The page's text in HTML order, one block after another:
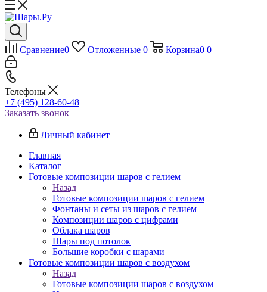
Сравнение0 Отложенные 0 Корзина0 0
Телефоны
+7 (495) 128-60-48
Заказать звонок
Личный кабинет
Главная
Каталог
Готовые композиции шаров с гелием
Назад
Готовые композиции шаров с гелием
Фонтаны и сеты из шаров с гелием
Композиции шаров с цифрами
Облака шаров
Шары под потолок
Большие коробки с шарами
Готовые композиции шаров с воздухом
Назад
Готовые композиции шаров с воздухом